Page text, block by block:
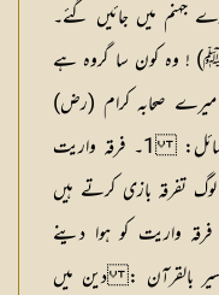
جہنم میں جائیں گئے۔
! وہ کون سا گروہ ہے
صحابہ کرام (رض)
1۔ فرقہ واریت
لے جاتی ہے۔ 2۔ جو لوگ تفرقہ بازی کرتے ہیں
معاملہ اللہ کے سپرد ہے۔ 3۔ فرقہ واریت کو ہوا دینے
بالقرآن : دین میں